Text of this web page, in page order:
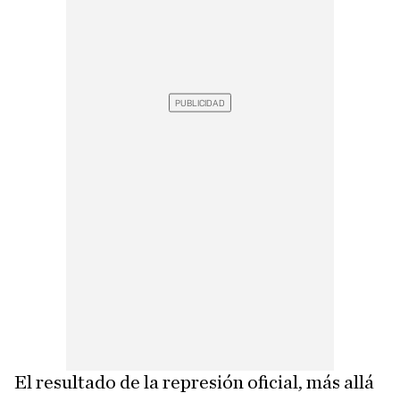
El resultado de la represión oficial, más allá